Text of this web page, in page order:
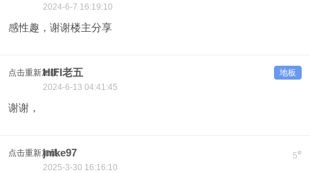
2024-6-7 16:19:10
感性趣，谢谢楼主分享
点击重新加载 地板
HIFI老五
2024-6-13 04:41:45
谢谢，
点击重新加载 5#
jmke97
2025-3-30 16:16:10